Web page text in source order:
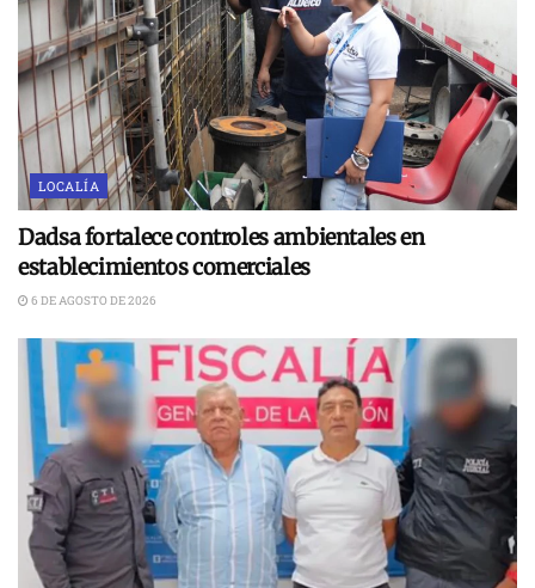
LOCALÍA
Dadsa fortalece controles ambientales en
establecimientos comerciales
6 DE AGOSTO DE 2026